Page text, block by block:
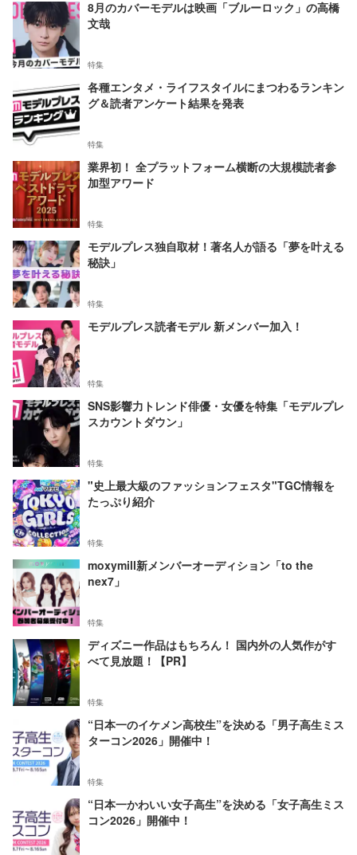
8月のカバーモデルは映画「ブルーロック」の高橋
文哉
特集
各種エンタメ・ライフスタイルにまつわるランキン
グ＆読者アンケート結果を発表
特集
業界初！ 全プラットフォーム横断の大規模読者参
加型アワード
特集
モデルプレス独自取材！著名人が語る「夢を叶える
秘訣」
特集
モデルプレス読者モデル 新メンバー加入！
特集
SNS影響力トレンド俳優・女優を特集「モデルプレ
スカウントダウン」
特集
"史上最大級のファッションフェスタ"TGC情報を
たっぷり紹介
特集
moxymill新メンバーオーディション「to the
nex7」
特集
ディズニー作品はもちろん！ 国内外の人気作がす
べて見放題！【PR】
特集
“日本一のイケメン高校生”を決める「男子高生ミス
ターコン2026」開催中！
特集
“日本一かわいい女子高生”を決める「女子高生ミス
コン2026」開催中！